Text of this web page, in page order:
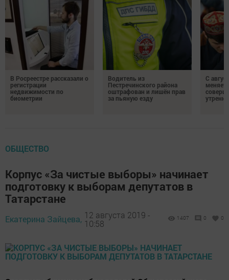
В Росреестре рассказали о
регистрации
недвижимости по
биометрии
Водитель из
Пестречинского района
оштрафован и лишён прав
за пьяную езду
С
ОБЩЕСТВО
Корпус «За чистые выборы» начинает
подготовку к выборам депутатов в
Татарстане
Екатерина Зайцева, 12 августа 2019 -
10:58
1407 0 0